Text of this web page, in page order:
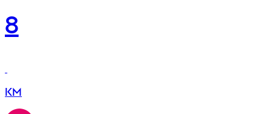
8
KM